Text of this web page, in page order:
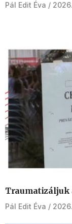
Pál Edit Éva
Traumatizáljuk
Pál Edit Éva